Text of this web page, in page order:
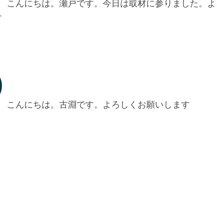
こんにちは。瀬戸です。今日は取材に参りました。
こんにちは。古淵です。よろしくお願いします